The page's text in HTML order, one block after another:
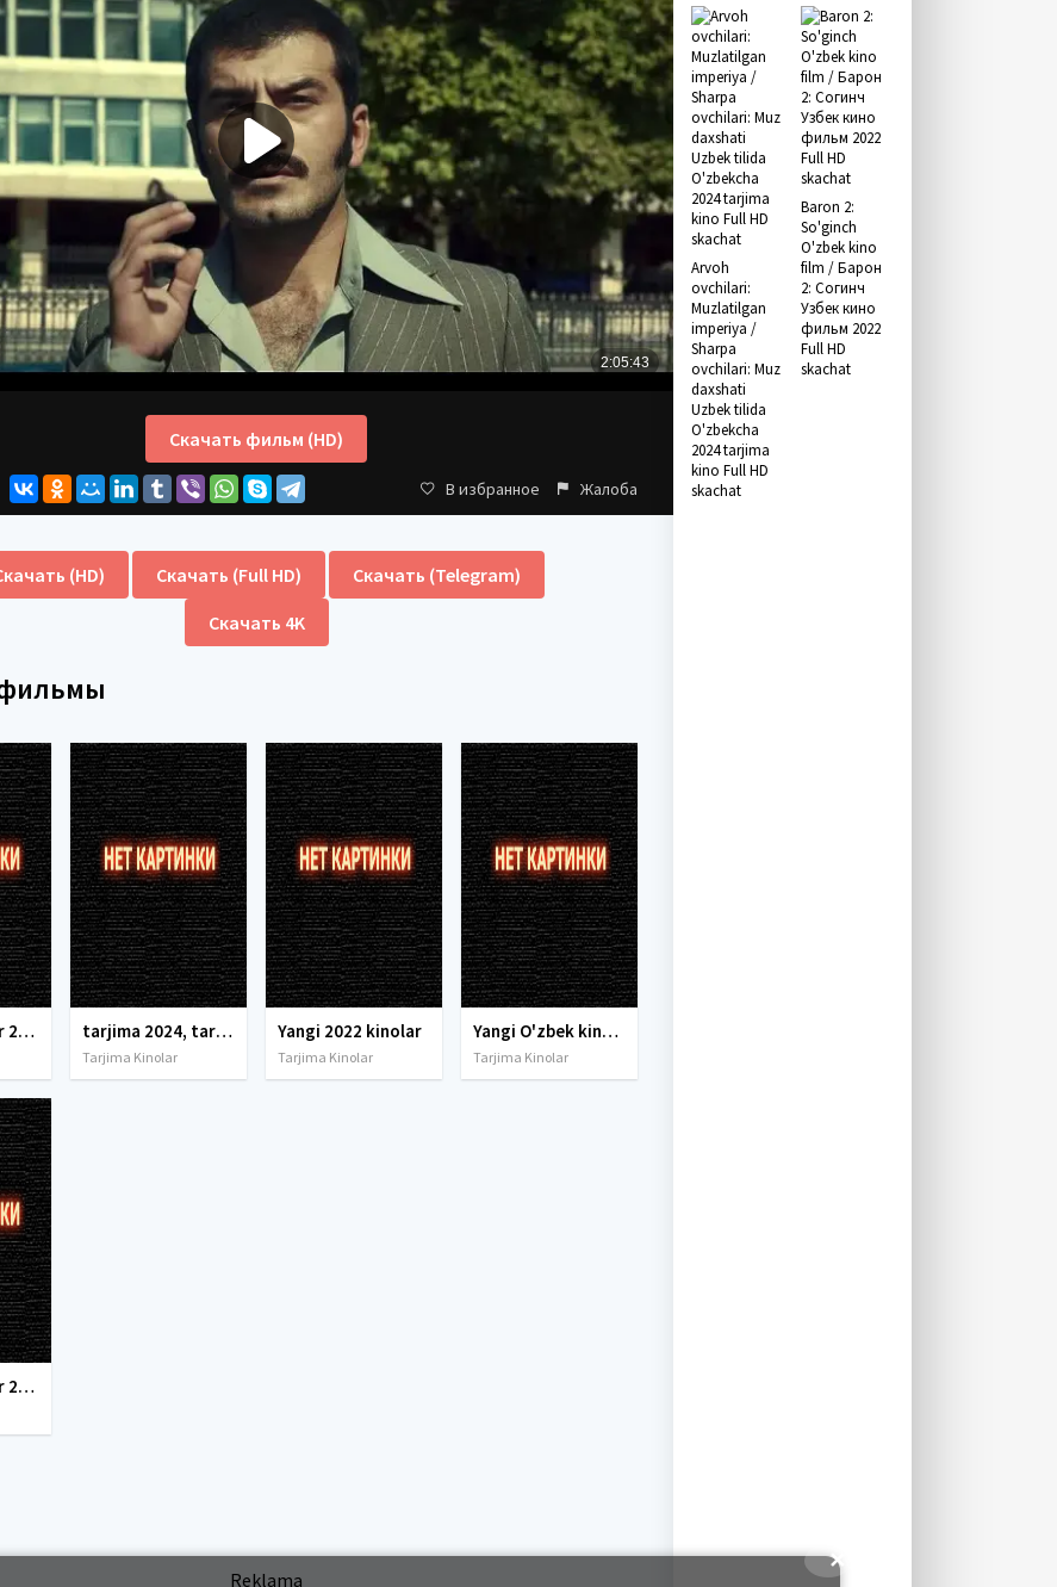
Скачать фильм (HD)
В избранное Жалоба
(HD) Скачать (Full HD)
Скачать (Telegram)
Скачать 4K
tarjima kinolar 2025, uzbek tarjima kinolar 2025, tarjima kinolar uzbek tilida 2025, tarjima kinolar o zbek 2025, tarjima kinolar o zbek tilida 2025, yangi tarjima kinolar 2025, uzmovi tarjima kinolar 2025, uzmovi com tarjima kinolar 2025, uzbekcha t tarjima 2024, tarjima kinolar 2024, uzbek tarjima 2024, tarjima kinolar tilida tilida 2024, uzbek tilida tarjima 2024, kino tarjima 2024, uzbek tarjima kinolar 2024, tarjima kinolar 2024 uzbek tilida, tarjima kinolar 2024 o zbek, tarjima kinolar 2024
Tarjima Kinolar
Yangi 2022 kinolar
Tarjima Kinolar
Yangi O'zbek kinolar 2010-2011-2012-2013-2014-2015-2016-2017-2018-2019-2020-2021-2022-2023-2024-2025 O'zbek tilida Uzbek tarjima Full HD
Tarjima Kinolar
tarjima kinolar 2020 uzbek tilida, tarjima kinolar komediya, tarjima kinolar skachat, boevik tarjima kinolar, tarjima kinolar скачать, tarjima kinolar uzbek tilida skachat, tarjima kinolar saytlari, 7777.uz tarjima kinolar, tarjima kinolar skachat, t
Arvoh
ovchilari:
Muzlatilgan
imperiya /
Sharpa
ovchilari: Muz
daxshati
Uzbek tilida
O'zbekcha
2024 tarjima
kino Full HD
skachat
Baron 2:
So'ginch
O'zbek kino
film / Барон
2: Согинч
Узбек кино
фильм 2022
Full HD
skachat
✕